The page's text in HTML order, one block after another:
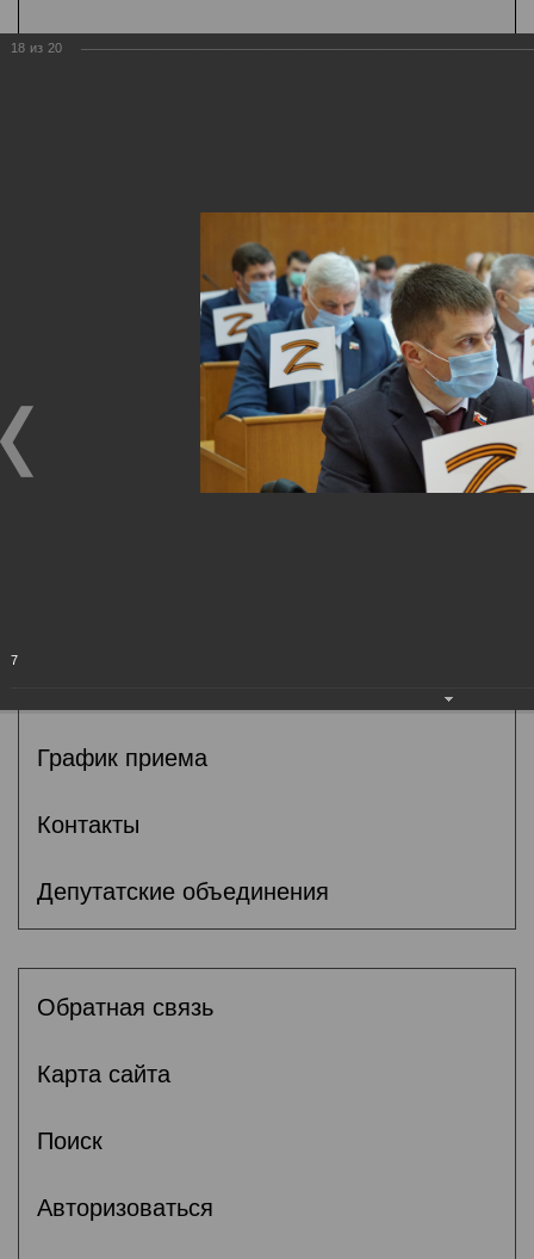
Государственная
организация
График приема
Контакты
Депутатские объединения
Обратная связь
Карта сайта
Поиск
Авторизоваться
18 из 20
7